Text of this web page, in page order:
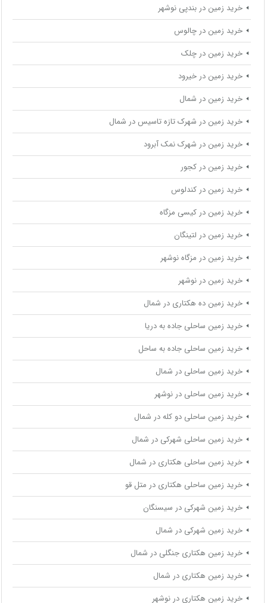
خرید زمین در بندپی نوشهر
خرید زمین در چالوس
خرید زمین در چلک
خرید زمین در خیرود
خرید زمین در شمال
خرید زمین در شهرک تازه تاسیس در شمال
خرید زمین در شهرک نمک آبرود
خرید زمین در کجور
خرید زمین در کندلوس
خرید زمین در کیسی مزگاه
خرید زمین در لتینگان
خرید زمین در مزگاه نوشهر
خرید زمین در نوشهر
خرید زمین ده هکتاری در شمال
خرید زمین ساحلی جاده به دریا
خرید زمین ساحلی جاده به ساحل
خرید زمین ساحلی در شمال
خرید زمین ساحلی در نوشهر
خرید زمین ساحلی دو کله در شمال
خرید زمین ساحلی شهرکی در شمال
خرید زمین ساحلی هکتاری در شمال
خرید زمین ساحلی هکتاری در متل قو
خرید زمین شهرکی در سیسنگان
خرید زمین شهرکی در شمال
خرید زمین هکتاری جنگلی در شمال
خرید زمین هکتاری در شمال
خرید زمین هکتاری در نوشهر